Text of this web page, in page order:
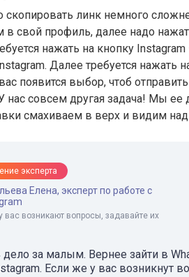
скопировать линк немного
в свой профиль, далее надо
нажать на кнопку
Далее требуется нажать
появится выбор, чтоб
У нас совсем другая задача! Мы
смахиваем в верх и видим
эксперта
Елена, эксперт по работе с
вас возникают вопросы, задавайте их
дело за малым. Вернее зайти в
Если же у вас возникнут